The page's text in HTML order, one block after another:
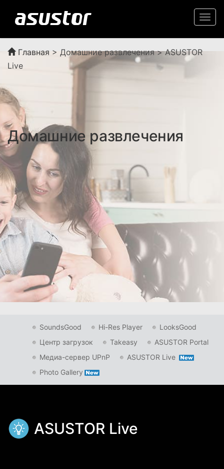
Главная > Домашние развлечения > ASUSTOR
Live
Домашние развлечения
SoundsGood Hi-Res Player
LooksGood
Центр загрузок
Takeasy
ASUSTOR Portal
Медиа-сервер UPnP
ASUSTOR Live
Photo Gallery
ASUSTOR Live